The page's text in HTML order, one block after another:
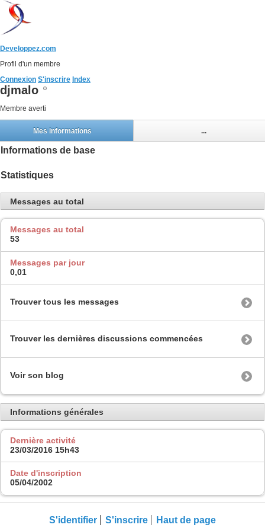
Developpez.com
Profil d'un membre
Connexion S'inscrire Index
djmalo
Membre averti
Mes informations ...
Informations de base
Statistiques
Messages au total
Messages au total
53
Messages par jour
0,01
Trouver tous les messages
Trouver les dernières discussions commencées
Voir son blog
Informations générales
Dernière activité
23/03/2016 15h43
Date d'inscription
05/04/2002
S'identifier S'inscrire Haut de page